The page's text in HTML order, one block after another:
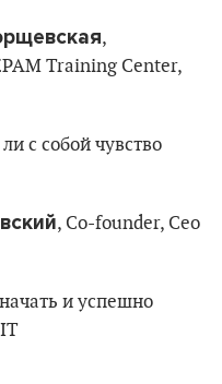
,
Training Center,
с собой чувство
, Co-founder, Ceo
и успешно